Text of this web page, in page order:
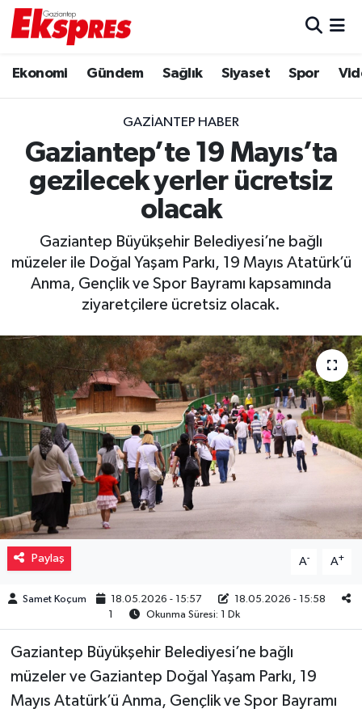
Ekonomi Gündem Sağlık Siyaset Spor
GAZIANTEP HABER
Gaziantep’te 19 Mayıs’ta
gezilecek yerler ücretsiz
olacak
Gaziantep Büyükşehir Belediyesi’ne bağlı
müzeler ile Doğal Yaşam Parkı, 19 Mayıs Atatürk’ü
Anma, Gençlik ve Spor Bayramı kapsamında
ziyaretçilere ücretsiz olacak.
Paylaş A- A+
Samet Koçum 18.05.2026 - 15:57
18.05.2026 - 15:58
1
Okunma Süresi: 1 Dk
Gaziantep Büyükşehir Belediyesi’ne bağlı
müzeler ve Gaziantep Doğal Yaşam Parkı, 19
Mayıs Atatürk’ü Anma, Gençlik ve Spor Bayramı
Ekonomi
Gaziantep son dakika
Genel
Haberler
Kültür Sanat
Magazin
Müzik
Piyasa
Resmi İlanlar
Sağlık
Sinemalar
Siyaset
Teknoloji
Trafik Durumu
Puan Durumu ve Fikstür
Tüm Manşetler
Haber Arşivi